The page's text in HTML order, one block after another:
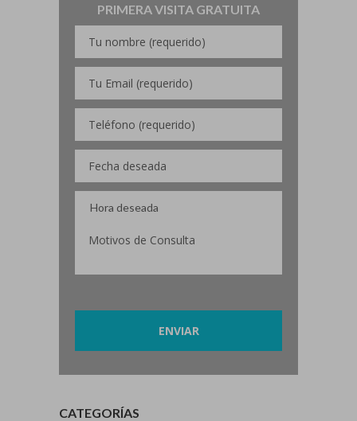
PRIMERA VISITA GRATUITA
CATEGORÍAS